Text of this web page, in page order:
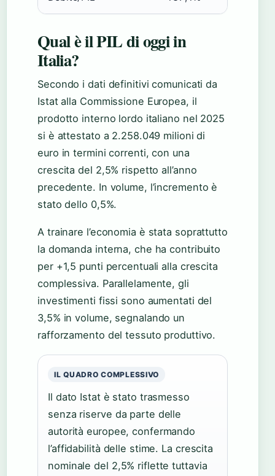
Qual è il PIL di oggi in
Italia?
Secondo i dati definitivi comunicati da
Istat alla Commissione Europea, il
prodotto interno lordo italiano nel 2025
si è attestato a 2.258.049 milioni di
euro in termini correnti, con una
crescita del 2,5% rispetto all’anno
precedente. In volume, l’incremento è
stato dello 0,5%.
A trainare l’economia è stata soprattutto
la domanda interna, che ha contribuito
per +1,5 punti percentuali alla crescita
complessiva. Parallelamente, gli
investimenti fissi sono aumentati del
3,5% in volume, segnalando un
rafforzamento del tessuto produttivo.
IL QUADRO COMPLESSIVO
Il dato Istat è stato trasmesso
senza riserve da parte delle
autorità europee, confermando
l’affidabilità delle stime. La crescita
nominale del 2,5% riflette tuttavia